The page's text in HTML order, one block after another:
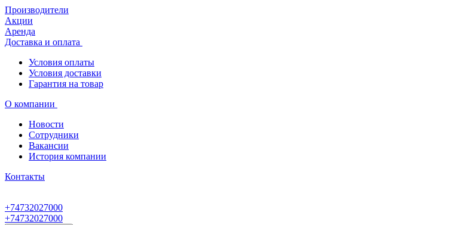
Производители
Акции
Аренда
Доставка и оплата
Условия оплаты
Условия доставки
Гарантия на товар
О компании
Новости
Сотрудники
Вакансии
История компании
Контакты
+74732027000
+74732027000